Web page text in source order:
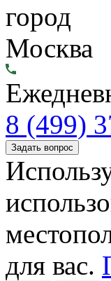
город
Москва
8 (499)
Задать вопрос
для вас.